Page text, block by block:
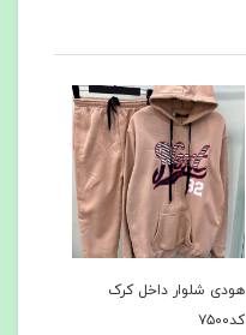
هودی شلوار داخل کرک
کد۷۵۰۰